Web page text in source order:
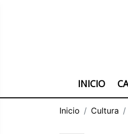
INICIO
Inicio Cultura